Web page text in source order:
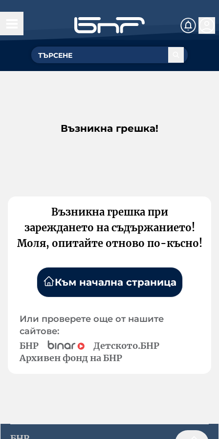
Възникна грешка!
Възникна грешка при
зареждането на съдържанието!
Моля, опитайте отново по-късно!
Към начална страница
Или проверете още от нашите
сайтове:
БНР
Детското.БНР
Архивен фонд на БНР